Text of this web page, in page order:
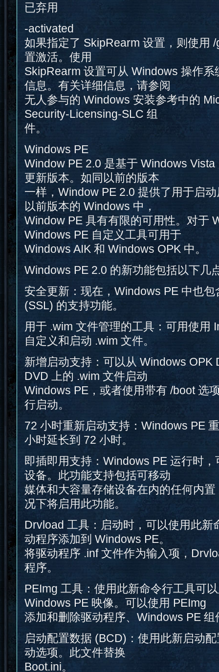
已弃用
-activated
如果指定了 SkipRearm 设置，则使用
置激活。使用
SkipRearm 设置可从 Windows 操作系
信息。有关详细信息，请参阅
无人参与的 Windows 安装参考中的
Security-Licensing-SLC 组
件。
Windows PE
Window PE 2.0 是基于 Windows
更新版本。如同以前的版本
一样，Window PE 2.0 提供了用于启
以前版本的 Windows 中，
Window PE 具有有限的可用性。对于
Windows PE 自定义工具可用于
Windows AIK 和 Windows OPK 中。
Windows PE 2.0 的新功能包括以下几
安全更新：现在，Windows PE 中也
(SSL) 的支持功能。
用于 .wim 文件管理的工具：可用使用
自定义和启动 .wim 文件。
新增启动支持：可以从 Windows OPK
DVD 上的 .wim 文件启动
Windows PE，或者使用带有 /boot 选
行启动。
72 小时重新启动支持：Windows PE
小时延长到 72 小时。
即插即用支持：Windows PE 运行时
设备。此功能支持包括可移动
媒体和大容量存储设备在内的任何内
况下将启用此功能。
Drvload 工具：启动时，可以使用此新
动程序添加到 Windows PE。
将驱动程序 .inf 文件作为输入项，
程序。
PEImg 工具：使用此新命令行工具可
Windows PE 映像。可以使用 PEImg
添加和删除驱动程序、Windows PE 组
启动配置数据 (BCD)：使用此新启动
动选项。此文件替换
Boot.ini。